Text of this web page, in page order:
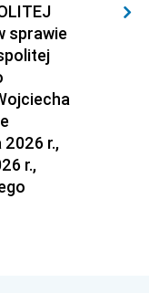
sprawie
r.,
r.,